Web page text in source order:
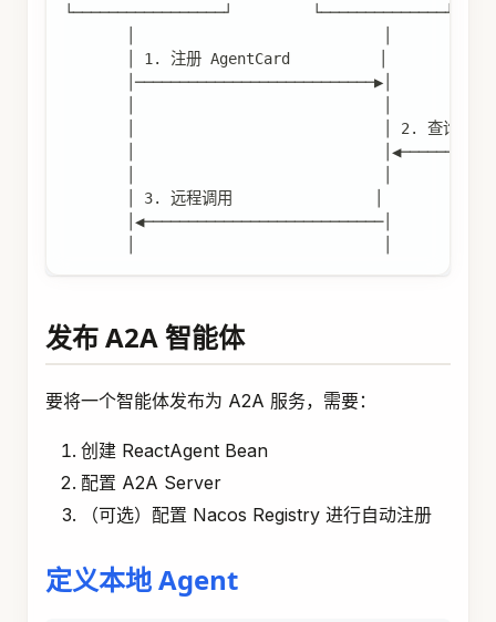
└─────────────────┘         └──────────────┘
│ 1. 注册 AgentCard          │
│───────────────────────────▶│
│                            │ 2. 查询
│
│ 3. 远程调用                │
│◀───────────────────────────│
发布 A2A 智能体
要将一个智能体发布为 A2A 服务，需要：
创建 ReactAgent Bean
配置 A2A Server
（可选）配置 Nacos Registry 进行自动注册
定义本地 Agent